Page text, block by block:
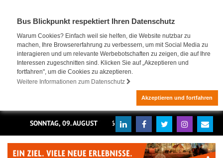
Bus Blickpunkt respektiert Ihren Datenschutz
Warum Cookies? Einfach weil sie helfen, die Website nutzbar zu
machen, Ihre Browsererfahrung zu verbessern, um mit Social Media zu
interagieren und um relevante Werbebotschaften zu zeigen, die auf Ihre
Interessen zugeschnitten sind. Klicken Sie auf „Akzeptieren und
fortfahren", um die Cookies zu akzeptieren.
Weitere Informationen zum Datenschutz
Akzeptieren und fortfahren
SONNTAG, 09. AUGUST 2026